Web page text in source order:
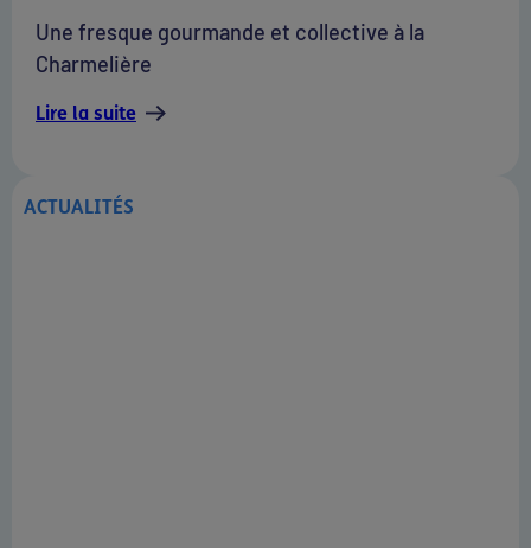
Une fresque gourmande et collective à la
Charmelière
Lire la suite
ACTUALITÉS